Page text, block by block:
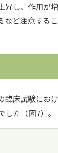
昇し、作用が
ど注意するこ
臨床試験にお
した（図7）。